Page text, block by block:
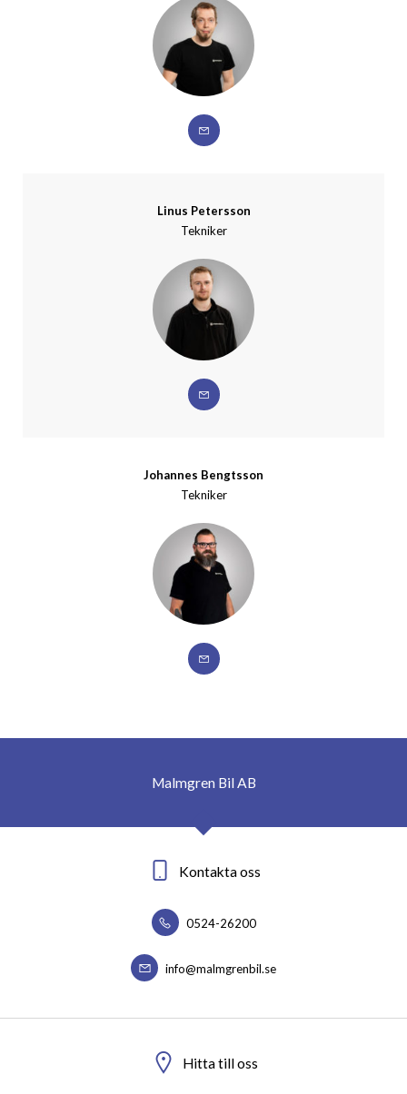
Linus Petersson
Tekniker
Johannes Bengtsson
Tekniker
Malmgren Bil AB
Kontakta oss
0524-26200
info@malmgrenbil.se
Hitta till oss